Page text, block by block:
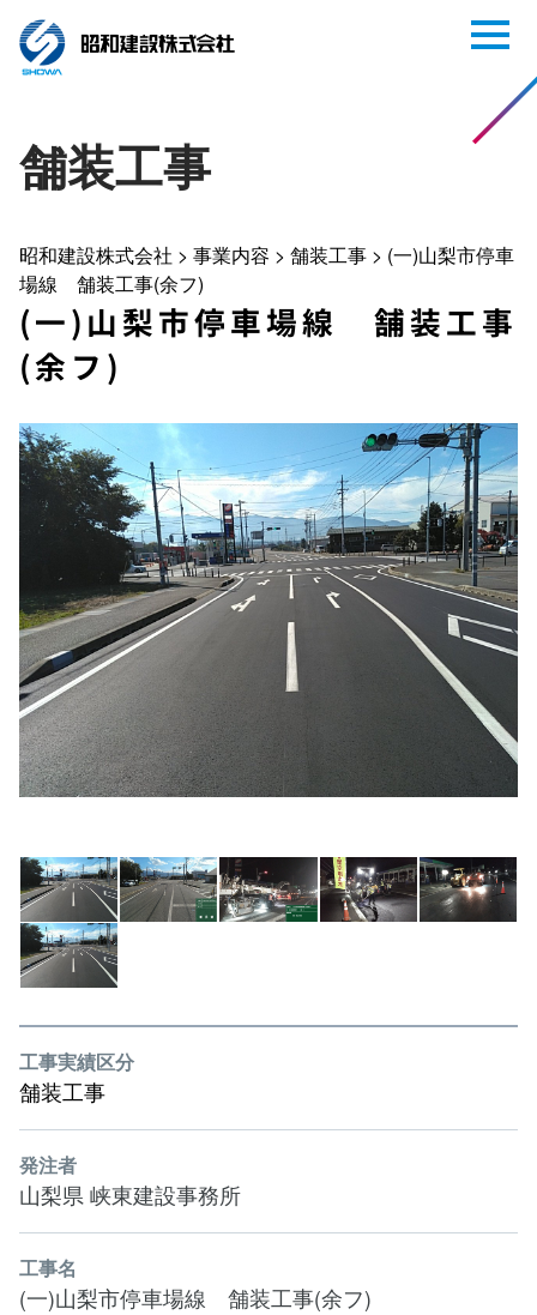
舗装工事
昭和建設株式会社 > 事業内容 > 舗装工事 > (一)山梨市停車
場線 舗装工事(余フ)
(一)山梨市停車場線 舗装工事
(余フ)
工事実績区分
舗装工事
発注者
山梨県 峡東建設事務所
工事名
(一)山梨市停車場線 舗装工事(余フ)